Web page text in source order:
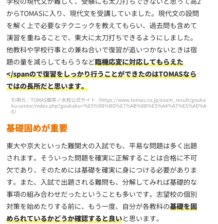
からTOMASに入り、現代文を受講していました。現代文の設問
を解く上で必要なテクニックを教えてもらい、過去問も含めて
演習を重ねることで、東大に太刀打ちできるようにしました。
他教科や学校行事との兼ね合いで復習が追いつかないときは宿
題の量を減らしてもらうなど臨機応変に対応してもらえた
</spanので復習をしっかり行うことができたのはTOMASなら
ではの長所だと思います。
引用元：TOMAS御茶ノ水校公式サイト（https://www.tomas.co.jp/exam_result/gouka
ku-senior/index.php?goukaku=%E5%9B%BD%E7%AB%8B%E5%A4%A7%E5%AD%A
6）
基礎固めが重要
東大や京大といった難関大の入試でも、平易な問題は多く出題
されます。そういった問題を確実に正解することは合格に不可
欠であり、そのためには基礎を確実に身につける必要がありま
す。また、入試で出題される難問も、分解してみれば基礎的な
事項の組み合わせだったということも多いです。志望校の個別
対策を始めたりする前に、もう一度、自分が各教科の基礎を固
められているかどうか確認すると良いと思います。